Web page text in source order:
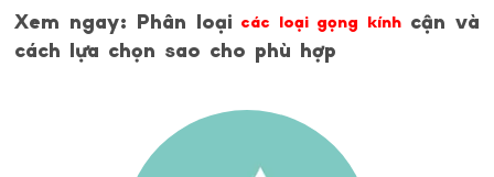
Xem ngay: Phân loại các loại gọng kínhcận và
cách lựa chọn sao cho phù hợp